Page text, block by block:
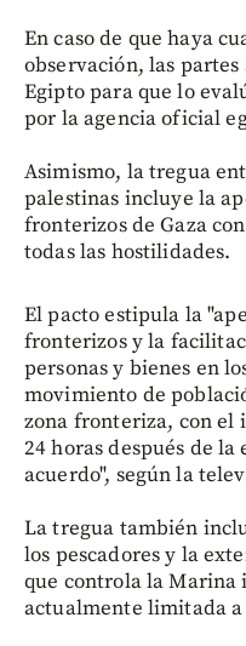
En caso de que haya
observación, las
Egipto para que lo
por la agencia oficial
Asimismo, la tregua
palestinas incluye la
fronterizos de Gaza
todas las hostilidades.
El pacto estipula la
fronterizos y la
personas y bienes en
movimiento de
zona fronteriza, con el
24 horas después de
acuerdo", según la
La tregua también
los pescadores y la
que controla la Marina
actualmente limitada